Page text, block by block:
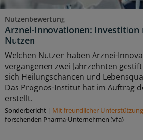
Nutzenbewertung
Arznei-Innovationen: Investition
Nutzen
Welchen Nutzen haben Arznei-
vergangenen zwei Jahrzehnten
sich Heilungschancen und
Das Prognos-Institut hat im Auftrag
erstellt.
Sonderbericht | Mit freundlicher
forschenden Pharma-Unternehmen (vfa)